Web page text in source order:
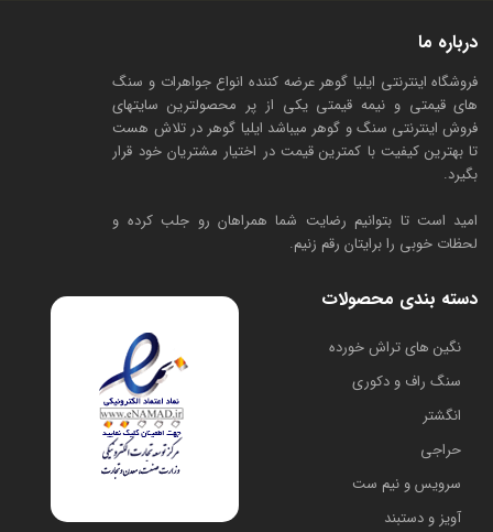
درباره ما
فروشگاه اینترنتی ایلیا گوهر عرضه کننده انواع جواهرات و سنگ
های قیمتی و نیمه قیمتی یکی از پر محصولترین سایتهای
فروش اینترنتی سنگ و گوهر میباشد ایلیا گوهر در تلاش هست
تا بهترین کیفیت با کمترین قیمت در اختیار مشتریان خود قرار
بگیرد.
امید است تا بتوانیم رضایت شما همراهان رو جلب کرده و
لحظات خوبی را برایتان رقم زنیم.
دسته بندی محصولات
​نگین های تراش خورده
سنگ راف و دکوری
انگشتر
حراجی
سرویس و نیم ست
آویز و دستبند